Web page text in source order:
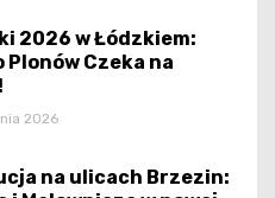
2026 w Łódzkiem:
Plonów Czeka na
2026
na ulicach Brzezin: